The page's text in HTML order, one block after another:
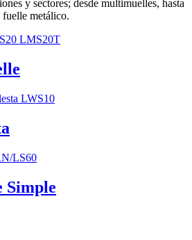
y sectores; desde multimuelles, hasta
fuelle metálico.
Simple